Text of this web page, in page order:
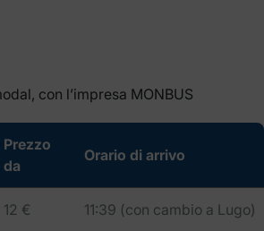
con l’impresa MONBUS
Prezzo
da
Orario di arrivo
12 € 11:39 (con cambio a Lugo)